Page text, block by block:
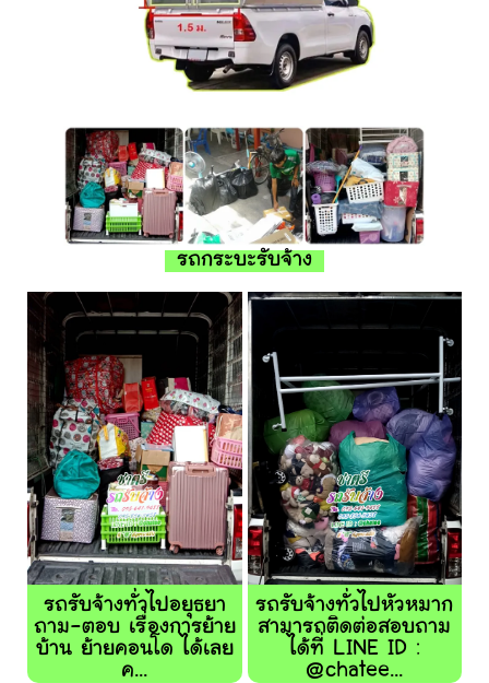
รถกระบะรับจ้าง
รถรับจ้างทั่วไปอยุธยา
ถาม-ตอบ เรื่องการย้าย
บ้าน ย้ายคอนโด ได้เลย
ค...
รถรับจ้างทั่วไปหัวหมาก
สามารถติดต่อสอบถาม
ได้ที่ LINE ID :
@chatee...